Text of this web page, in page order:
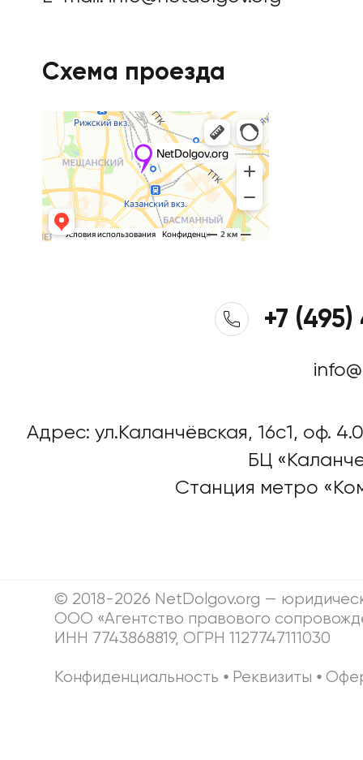
Схема проезда
+7
Адрес: ул.Каланчёвская, 16c1, оф.
БЦ
Станция метро
© 2018-2026 NetDolgov.org —
ООО «Агентство правового
ИНН 7743868819, ОГРН 1127747111030
Конфиденциальность ⦁ Реквизиты ⦁